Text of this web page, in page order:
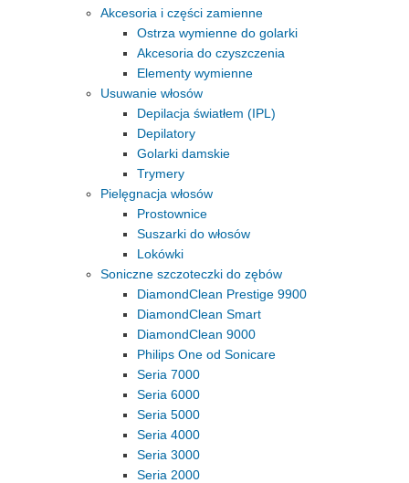
Akcesoria i części zamienne
Ostrza wymienne do golarki
Akcesoria do czyszczenia
Elementy wymienne
Usuwanie włosów
Depilacja światłem (IPL)
Depilatory
Golarki damskie
Trymery
Pielęgnacja włosów
Prostownice
Suszarki do włosów
Lokówki
Soniczne szczoteczki do zębów
DiamondClean Prestige 9900
DiamondClean Smart
DiamondClean 9000
Philips One od Sonicare
Seria 7000
Seria 6000
Seria 5000
Seria 4000
Seria 3000
Seria 2000